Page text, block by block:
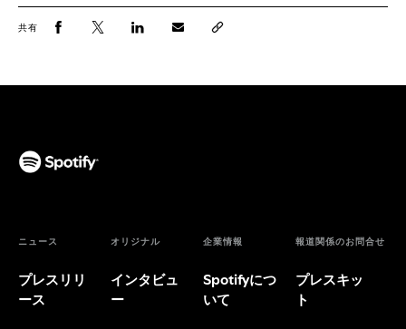
共有
ニュース
プレスリリ
ース
オリジナル
インタビュ
ー
企業情報
Spotifyにつ
いて
報道関係のお問合せ
プレスキッ
ト